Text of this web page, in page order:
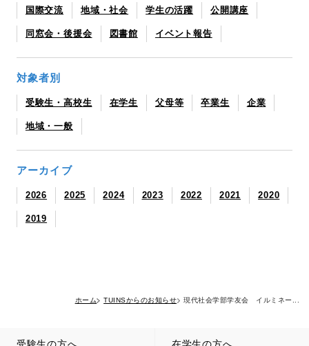
国際交流 地域・社会 学生の活躍 公開講座
同窓会・後援会 図書館 イベント報告
対象者別
受験生・高校生 在学生 父母等 卒業生 企業
地域・一般
アーカイブ
2026 2025 2024 2023 2022 2021 2020
2019
ホーム TUINSからのお知らせ 現代社会学部学友会 イルミネー...
受験生の方へ 在学生の方へ